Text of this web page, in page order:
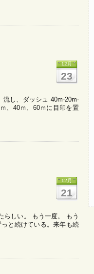
12月
23
し、ダッシュ 40m-20m-
、40ｍ、60ｍに目印を置
12月
21
らしい。 もう一度。 もう
と続けている。来年も続